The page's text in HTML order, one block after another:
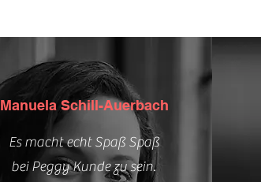
Manuela Schill-Auerbach
Es macht echt Spaß Spaß
bei Peggy Kunde zu sein.